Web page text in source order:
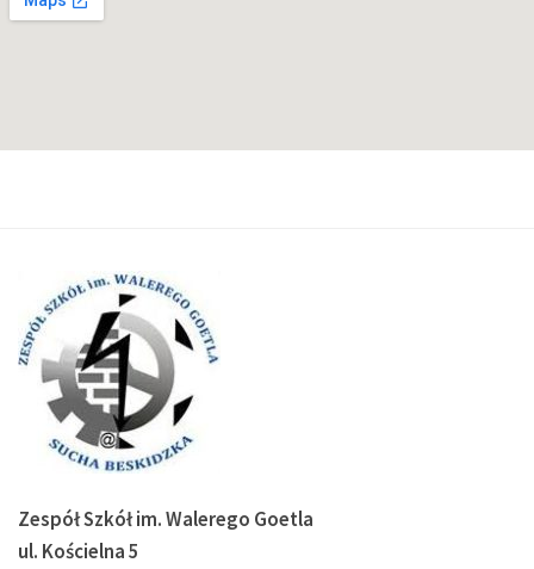
Zespół Szkół im. Walerego Goetla
ul. Kościelna 5